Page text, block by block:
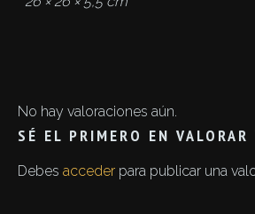
No hay valoraciones aún.
SÉ EL PRIMERO EN
Debes acceder para publicar una